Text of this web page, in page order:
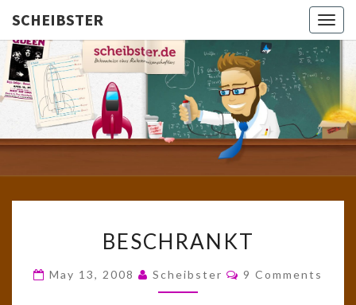
SCHEIBSTER
Gutbürgerliche
Reime Und
Mehr! In
Blogform.
School!
BESCHRANKT
May 13, 2008 Scheibster Comments
9 Comments